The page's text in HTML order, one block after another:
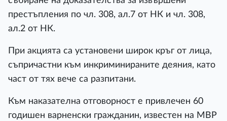
престъпления по чл. 308, ал.7 от НК и чл. 308,
ал.2 от НК.
При акцията са установени широк кръг от лица,
съпричастни към инкриминираните деяния, като
част от тях вече са разпитани.
Към наказателна отговорност е привлечен 60
годишен варненски гражданин, известен на МВР